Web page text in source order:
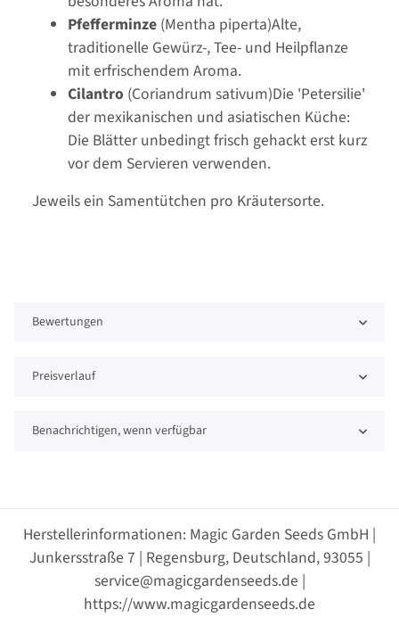
Pfefferminze (Mentha piperta)Alte,
traditionelle Gewürz-, Tee- und Heilpflanze
mit erfrischendem Aroma.
Cilantro (Coriandrum sativum)Die 'Petersilie'
der mexikanischen und asiatischen Küche:
Die Blätter unbedingt frisch gehackt erst kurz
vor dem Servieren verwenden.
Jeweils ein Samentütchen pro Kräutersorte.
Bewertungen
Preisverlauf
Benachrichtigen, wenn verfügbar
Herstellerinformationen: Magic Garden Seeds GmbH |
Junkersstraße 7 | Regensburg, Deutschland, 93055 |
service@magicgardenseeds.de |
https://www.magicgardenseeds.de